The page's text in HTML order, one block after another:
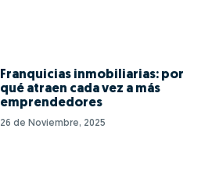
Franquicias inmobiliarias: por
qué atraen cada vez a más
emprendedores
26 de Noviembre, 2025